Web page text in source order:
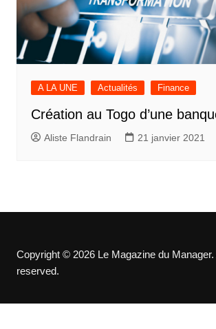
A LA UNE Actualités Finance
Création au Togo d’une
Aliste Flandrain 21 janvier 2021
Copyright © 2026 Le Magazine du Manager.
reserved.